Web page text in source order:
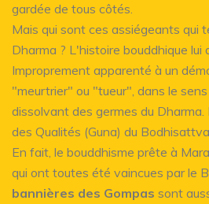
gardée de tous côtés.
Mais qui sont ces assiégeants qui
Dharma ? L'histoire bouddhique lui
Improprement apparenté à un
"meurtrier" ou "tueur", dans le
dissolvant des germes du Dharma.
des Qualités (Guna) du
En fait, le bouddhisme prête à Mara
qui ont toutes été vaincues par le
bannières des Gompas sont